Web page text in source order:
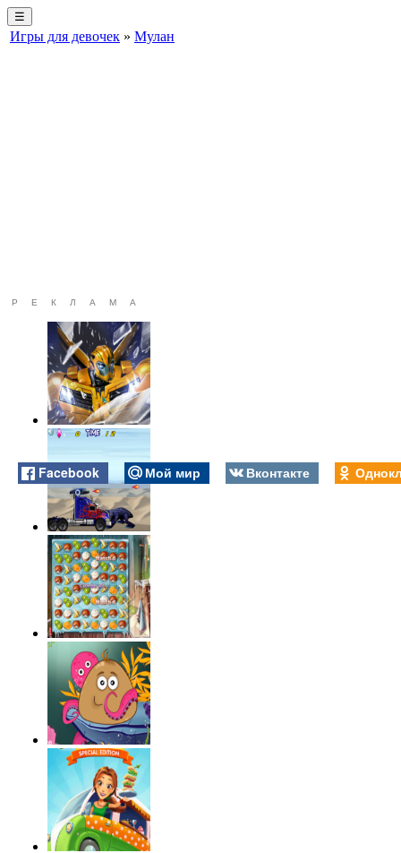
☰
Игры для девочек » Мулан
РЕКЛАМА
Facebook Мой мир Вконтакте